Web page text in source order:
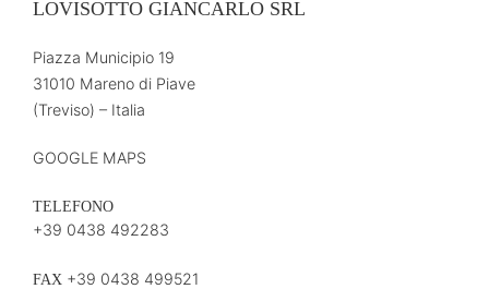
LOVISOTTO GIANCARLO SRL
Piazza Municipio 19
31010 Mareno di Piave
(Treviso) – Italia
GOOGLE MAPS
TELEFONO
+39 0438 492283
FAX +39 0438 499521